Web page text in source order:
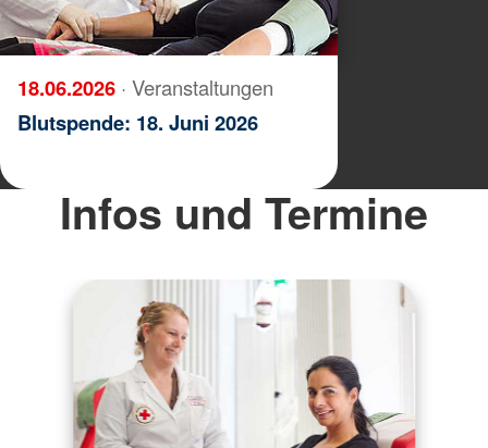
18.06.2026 · Veranstaltungen
Blutspende: 18. Juni 2026
Infos und Termine